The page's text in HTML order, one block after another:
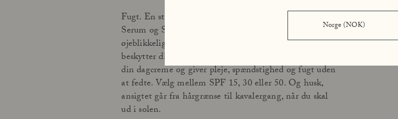
Fugt. En stærk ansigtsduo får du i Instantly Smoothing
Serum og Sun Face Cream; serummet giver dig
øjeblikkelig fugt og en glat overflade, mens solcremen
beskytter din sarte ansigtshud. Sun Face Cream erstatter
din dagcreme og giver pleje, spændstighed og fugt uden
at fedte. Vælg mellem SPF 15, 30 eller 50. Og husk,
ansigtet går fra hårgrænse til kavalergang, når du skal
ud i solen.
Norge (NOK)